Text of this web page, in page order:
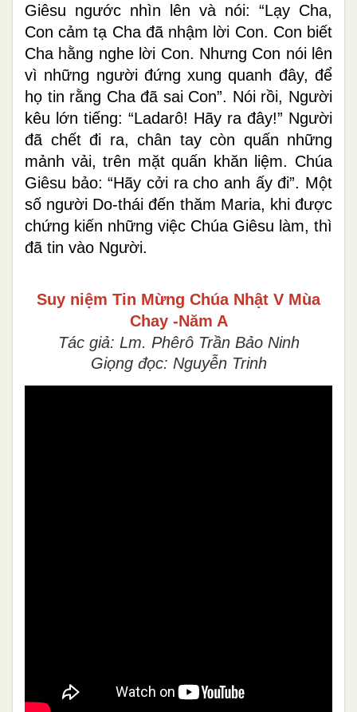
Giêsu ngước nhìn lên và nói: “Lạy Cha,
Con cảm tạ Cha đã nhậm lời Con. Con biết
Cha hằng nghe lời Con. Nhưng Con nói lên
vì những người đứng xung quanh đây, để
họ tin rằng Cha đã sai Con”. Nói rồi, Người
kêu lớn tiếng: “Ladarô! Hãy ra đây!” Người
đã chết đi ra, chân tay còn quấn những
mảnh vải, trên mặt quấn khăn liệm. Chúa
Giêsu bảo: “Hãy cởi ra cho anh ấy đi”. Một
số người Do-thái đến thăm Maria, khi được
chứng kiến những việc Chúa Giêsu làm, thì
đã tin vào Người.
Suy niệm Tin Mừng Chúa Nhật V Mùa
Chay -Năm A
Tác giả: Lm. Phêrô Trần Bảo Ninh
Giọng đọc: Nguyễn Trinh